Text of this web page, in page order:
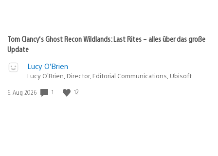
Tom Clancy’s Ghost Recon Wildlands: Last Rites – alles über das große
Update
Lucy O’Brien
Lucy O’Brien, Director, Editorial Communications, Ubisoft
Veröffentlichungsdatum:
6. Aug 2026 1 12